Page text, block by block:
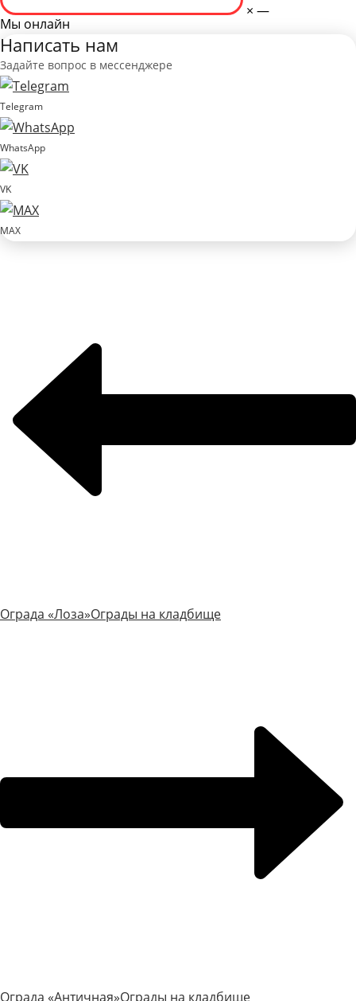
× —
Мы онлайн
Написать нам
Задайте вопрос в мессенджере
Telegram
WhatsApp
VK
MAX
Ограда «Лоза»Ограды на кладбище
Ограда «Античная»Ограды на кладбище